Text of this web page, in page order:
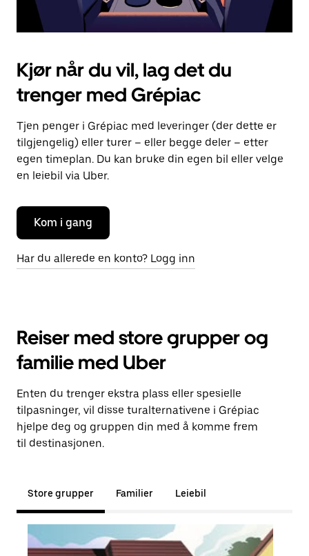
Kjør når du vil, lag det du
trenger med Grépiac
Tjen penger i Grépiac med leveringer (der dette er
tilgjengelig) eller turer – eller begge deler – etter
egen timeplan. Du kan bruke din egen bil eller velge
en leiebil via Uber.
Kom i gang
Har du allerede en konto? Logg inn
Reiser med store grupper og
familie med Uber
Enten du trenger ekstra plass eller spesielle
tilpasninger, vil disse turalternativene i Grépiac
hjelpe deg og gruppen din med å komme frem
til destinasjonen.
Store grupper Familier Leiebil